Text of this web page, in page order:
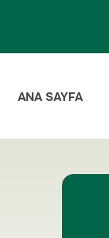
ANA SAYFA